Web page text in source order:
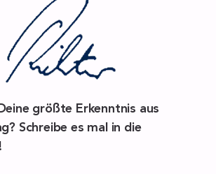
größte Erkenntnis aus
Schreibe es mal in die